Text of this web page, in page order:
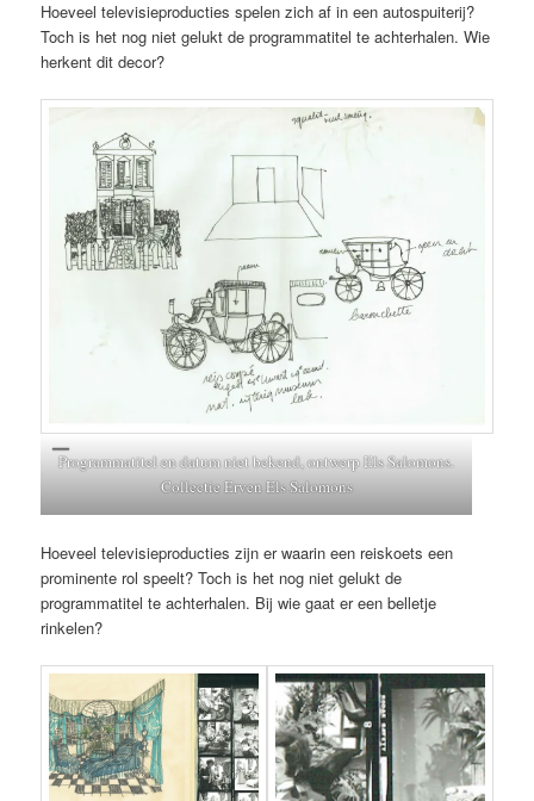
Hoeveel televisieproducties spelen zich af in een autospuiterij?
Toch is het nog niet gelukt de programmatitel te achterhalen. Wie
herkent dit decor?
Programmatitel en datum niet bekend, ontwerp Els Salomons.
Collectie Erven Els Salomons
Hoeveel televisieproducties zijn er waarin een reiskoets een
prominente rol speelt? Toch is het nog niet gelukt de
programmatitel te achterhalen. Bij wie gaat er een belletje
rinkelen?